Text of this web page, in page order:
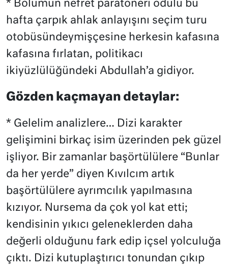
* Bölümün nefret paratoneri ödülü bu
hafta çarpık ahlak anlayışını seçim turu
otobüsündeymişçesine herkesin kafasına
kafasına fırlatan, politikacı
ikiyüzlülüğündeki Abdullah’a gidiyor.
Gözden kaçmayan detaylar:
* Gelelim analizlere… Dizi karakter
gelişimini birkaç isim üzerinden pek güzel
işliyor. Bir zamanlar başörtülülere “Bunlar
da her yerde” diyen Kıvılcım artık
başörtülülere ayrımcılık yapılmasına
kızıyor. Nursema da çok yol kat etti;
kendisinin yıkıcı geleneklerden daha
değerli olduğunu fark edip içsel yolculuğa
çıktı. Dizi kutuplaştırıcı tonundan çıkıp